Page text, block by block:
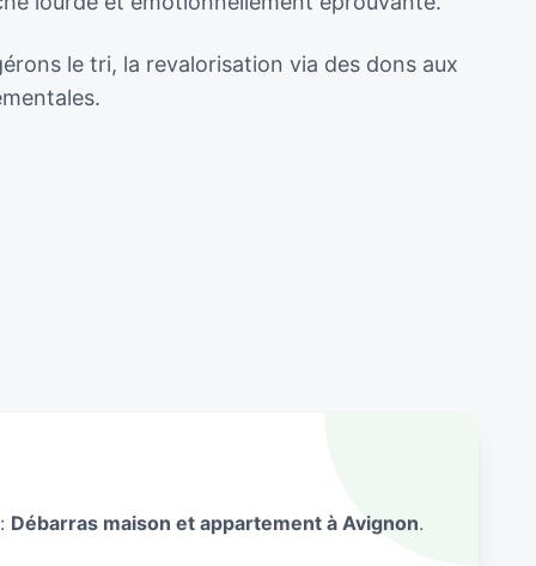
le tri, la revalorisation via des dons aux
Débarras maison et appartement à Avignon.